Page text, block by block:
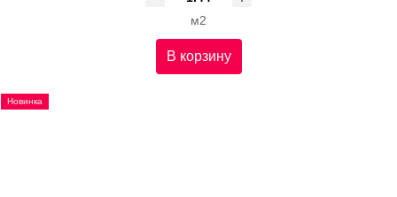
м2
В корзину
Новинка